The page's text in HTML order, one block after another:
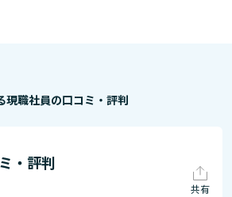
現職社員の口コミ・評判
・評判
共有